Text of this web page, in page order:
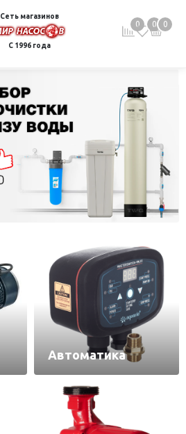
Сеть магазинов
С 1996 года
0 0 0
Автоматика